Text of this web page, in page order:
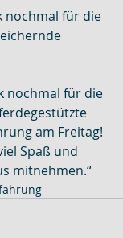
nochmal für die
nochmal für die
am Freitag!
Spaß und
mitnehmen.“